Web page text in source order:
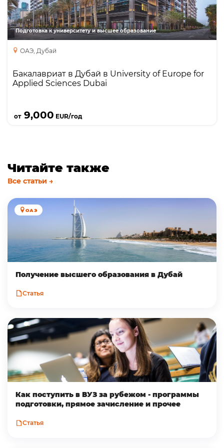
Подготовка к университету и высшее образование
ОАЭ, Дубай
Бакалавриат в Дубай в University of Europe for
Applied Sciences Dubai
от9,000 EUR/год
Preparatory Programmes
Читайте также
Все статьи →
ОАЭ
Получение высшего образования в Дубай
Статья
Как поступить в ВУЗ за рубежом - программы
подготовки, прямое зачисление и прочее
Статья